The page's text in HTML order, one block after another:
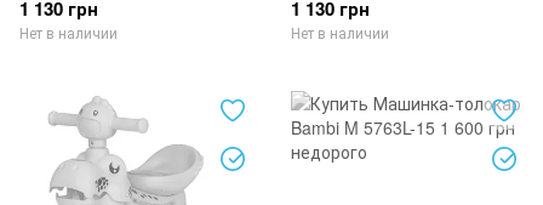
1 130 грн
Нет в наличии
1 130 грн
Нет в наличии